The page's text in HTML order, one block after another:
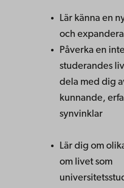
Lär känna en
och
Påverka en
studerandes
dela med dig
kunnande,
synvinklar
Lär dig om
om livet som